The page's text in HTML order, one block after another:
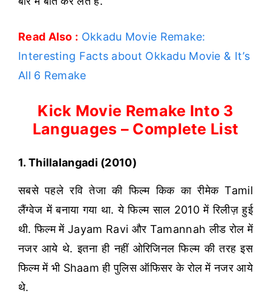
Read Also : Okkadu Movie Remake:
Interesting Facts about Okkadu Movie & It’s
All 6 Remake
Kick Movie Remake Into 3
Languages – Complete List
1. Thillalangadi (2010)
सबसे पहले रवि तेजा की फिल्म किक का रीमेक Tamil
लैंग्वेज में बनाया गया था. ये फिल्म साल 2010 में रिलीज़ हुई
थी. फिल्म में Jayam Ravi और Tamannah लीड रोल में
नजर आये थे. इतना ही नहीं ओरिजिनल फिल्म की तरह इस
फिल्म में भी Shaam ही पुलिस ऑफिसर के रोल में नजर आये
थे.